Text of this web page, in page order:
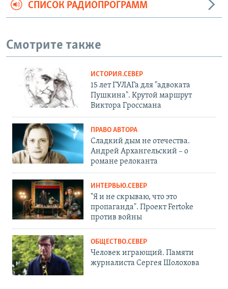
СПИСОК РАДИОПРОГРАММ
Смотрите также
ИСТОРИЯ.СЕВЕР
15 лет ГУЛАГа для "адвоката
Пушкина". Крутой маршрут
Виктора Гроссмана
ПРАВО АВТОРА
Сладкий дым не отечества.
Андрей Архангельский – о
романе релоканта
ИНТЕРВЬЮ.СЕВЕР
"Я и не скрываю, что это
пропаганда". Проект Fertoke
против войны
ОБЩЕСТВО.СЕВЕР
Человек играющий. Памяти
журналиста Сергея Шолохова